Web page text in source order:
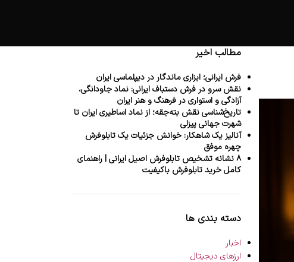
مطالب اخیر
فرش ایرانی؛ ابزاری ماندگار در دیپلماسی ایران
نقش سرو در فرش دستباف ایرانی: نماد جاودانگی،
آزادگی و استواری در فرهنگ و هنر ایران
تاریخ‌شناسی نقش بته‌جقه؛ از نماد اساطیری ایران تا
شهرت جهانی پیزلی
آنالیز یک شاهکار: خوانش جزئیات یک تابلوفرش
چهره موفق
۸ نشانه تشخیص تابلوفرش اصیل ایرانی | راهنمای
کامل خرید تابلوفرش باکیفیت
دسته بندی ها
اخبار
ارزهای دیجیتال